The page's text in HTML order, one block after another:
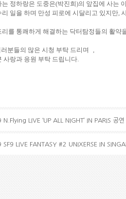
정하랑은 도중은(박진희)의 앞집에 사는
일을 하며 만성 피로에 시달리고 있지만,
를 통쾌하게 해결하는 닥터탐정들의 활약
분들의 많은 시청 부탁 드리며
,
사랑과 응원 부탁 드립니다.
LIVE ‘UP ALL NIGHT’ IN PARIS 공
LIVE FANTASY #2 UNIXERSE IN